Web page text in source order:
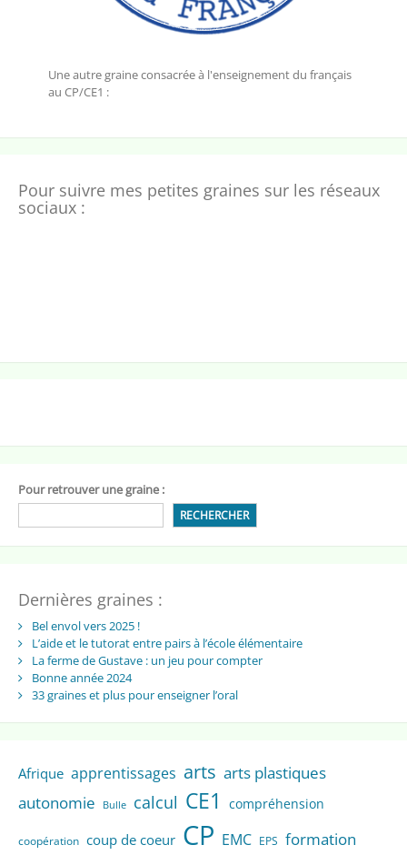
Une autre graine consacrée à l'enseignement du français
au CP/CE1 :
Pour suivre mes petites graines sur les réseaux
sociaux :
Pour retrouver une graine :
RECHERCHER
Dernières graines :
Bel envol vers 2025 !
L’aide et le tutorat entre pairs à l’école élémentaire
La ferme de Gustave : un jeu pour compter
Bonne année 2024
33 graines et plus pour enseigner l’oral
Afrique apprentissages arts arts plastiques
autonomie
Bulle calcul CE1 compréhension
coopération coup de coeur CP EMC EPS formation